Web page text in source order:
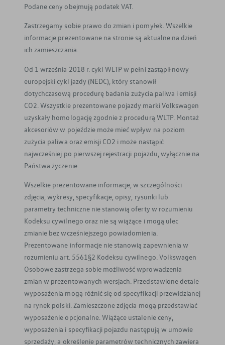
Podane ceny obejmują podatek VAT.
Zastrzegamy sobie prawo do zmian i pomyłek. Wszelkie
informacje prezentowane na stronie są aktualne na dzień
ich zamieszczania.
Od 1 września 2018 r. cykl WLTP w pełni zastąpił nowy
europejski cykl jazdy (NEDC), który stanowił
dotychczasową procedurę badania zużycia paliwa i emisji
CO2. Wszystkie prezentowane pojazdy marki Volkswagen
uzyskały homologację zgodnie z procedurą WLTP. Montaż
akcesoriów w pojeździe może mieć wpływ na poziom
zużycia paliwa oraz emisji CO2 i może nastąpić
najwcześniej po pierwszej rejestracji pojazdu, wyłącznie na
Państwa życzenie.
Wszelkie prezentowane informacje, w szczególności
zdjęcia, wykresy, specyfikacje, opisy, rysunki lub
parametry techniczne nie stanowią oferty w rozumieniu
Kodeksu cywilnego oraz nie są wiążące i mogą ulec
zmianie bez wcześniejszego powiadomienia.
Prezentowane informacje nie stanowią zapewnienia w
rozumieniu art. 5561§2 Kodeksu cywilnego. Volkswagen
Osobowe zastrzega sobie możliwość wprowadzenia
zmian w prezentowanych wersjach. Przedstawione detale
wyposażenia mogą różnić się od specyfikacji przewidzianej
na rynek polski. Zamieszczone zdjęcia mogą przedstawiać
wyposażenie opcjonalne. Wiążące ustalenie ceny,
wyposażenia i specyfikacji pojazdu następują w umowie
sprzedaży, a określenie parametrów technicznych zawiera